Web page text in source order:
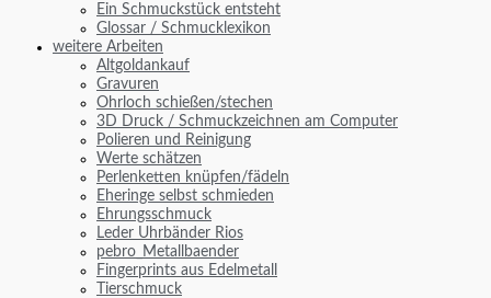
Ein Schmuckstück entsteht
Glossar / Schmucklexikon
weitere Arbeiten
Altgoldankauf
Gravuren
Ohrloch schießen/stechen
3D Druck / Schmuckzeichnen am Computer
Polieren und Reinigung
Werte schätzen
Perlenketten knüpfen/fädeln
Eheringe selbst schmieden
Ehrungsschmuck
Leder Uhrbänder Rios
pebro_Metallbaender
Fingerprints aus Edelmetall
Tierschmuck